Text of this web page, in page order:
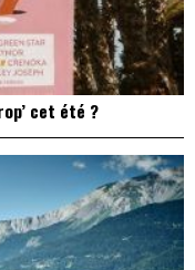
cet été ?